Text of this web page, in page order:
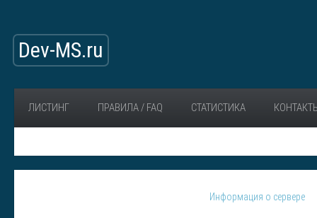
Dev-MS.ru
ЛИСТИНГ ПРАВИЛА / FAQ СТАТИСТИКА
Информация о сервере